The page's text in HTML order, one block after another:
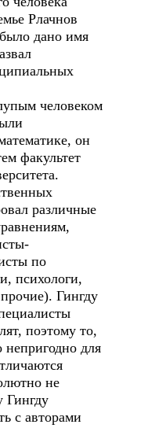
Рлачнов
дано имя
человеком
он
факультет
различные
по
психологи,
Гингду
поэтому то,
для
не
Гингду
с авторами